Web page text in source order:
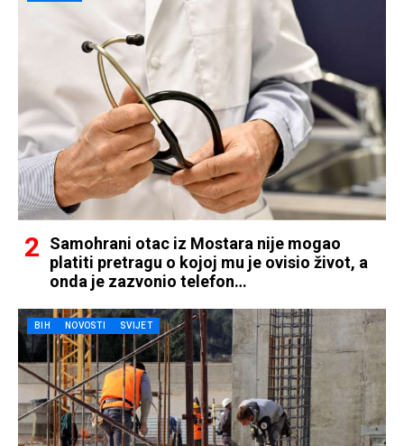
Samohrani otac iz Mostara nije mogao
platiti pretragu o kojoj mu je ovisio život, a
onda je zazvonio telefon…
BIH NOVOSTI SVIJET